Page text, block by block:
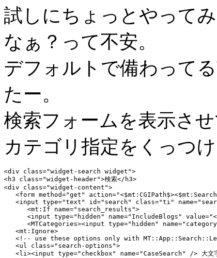
試しにちょっとやって
なぁ？って不安。
デフォルトで備わって
たー。
検索フォームを表示さ
カテゴリ指定をくっつ
<div class="widget-search widget">
<h3 class="widget-header">検索</h3>
<div class="widget-content">
<form method="get"
<input type="text" id="search" class="ti"
<mt:If name="search_results">
<input type="hidden" name="IncludeBlogs"
<MTCategories><input type="hidden"
<mt:Ignore>
<!-- use these options only with
<ul class="search-options">
<li><input type="checkbox" name="CaseSearch" /> 大文字